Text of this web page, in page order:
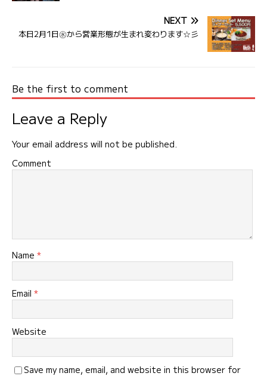
NEXT
本日2月1日㊌から営業形態が生まれ変わります☆彡
Be the first to comment
Leave a Reply
Your email address will not be published.
Comment
Name *
Email *
Website
Save my name, email, and website in this browser for